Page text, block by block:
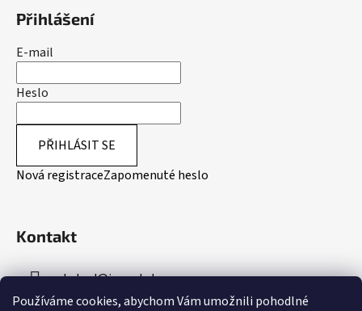
Používáme cookies, abychom Vám umožnili pohodlné
Přihlášení
E-mail
Heslo
PŘIHLÁSIT SE
Nová registraceZapomenuté heslo
Kontakt
obchod@inpeakstore.cz